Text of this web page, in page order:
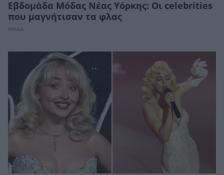
Εβδομάδα Μόδας Νέας Υόρκης: Οι celebrities
που μαγνήτισαν τα φλας
ΜΟΔΑ